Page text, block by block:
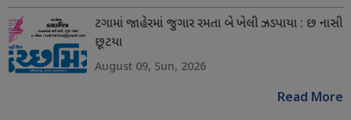
ટગામાં જાહેરમાં જુગાર રમતા બે ખેલી ઝડપાયા : છ નાસી
છૂટયા
August 09, Sun, 2026
Read More